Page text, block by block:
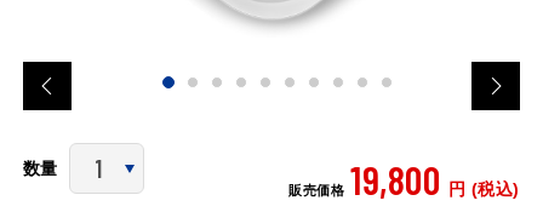
数量
販売価格 19,800 円 (税込)